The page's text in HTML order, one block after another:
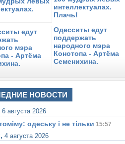
12 октября 2019в 13:22:
Штекель: Децентрализация –
или пропасть?
10 октября 2019в 10:30:
Штекель: Глас народа и Голос
бизнес – преследуемое
интеллектуалах.
Плачь!
Одесситы едут
поддержать
народного мэра
Конотопа - Артёма
Семенихина.
НОВОСТИ
6 августа 2026
одеську i не тiльки 15:57
4 августа 2026